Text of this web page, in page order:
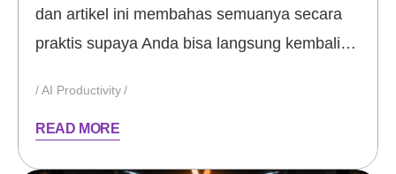
dan artikel ini membahas semuanya secara
praktis supaya Anda bisa langsung kembali…
AI Productivity
READ MORE